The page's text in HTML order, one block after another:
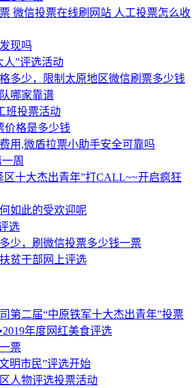
微信投票在线刷网站 人工投票怎么收
现吗
人”评选活动
多少，限制太原地区微信刷票多少钱
哪家靠谱
班投票活动
价格是多少钱
用,微盾拉票小助手安全可靠吗
周
区十大杰出青年”打CALL~~开启疯狂
如此的受欢迎呢
选
少，刷微信投票多少钱一票
贫干部网上评选
第二届“中原铁军十大杰出青年”投票
年度网红美食评选
票
明市民”评选开始
人物评选投票活动